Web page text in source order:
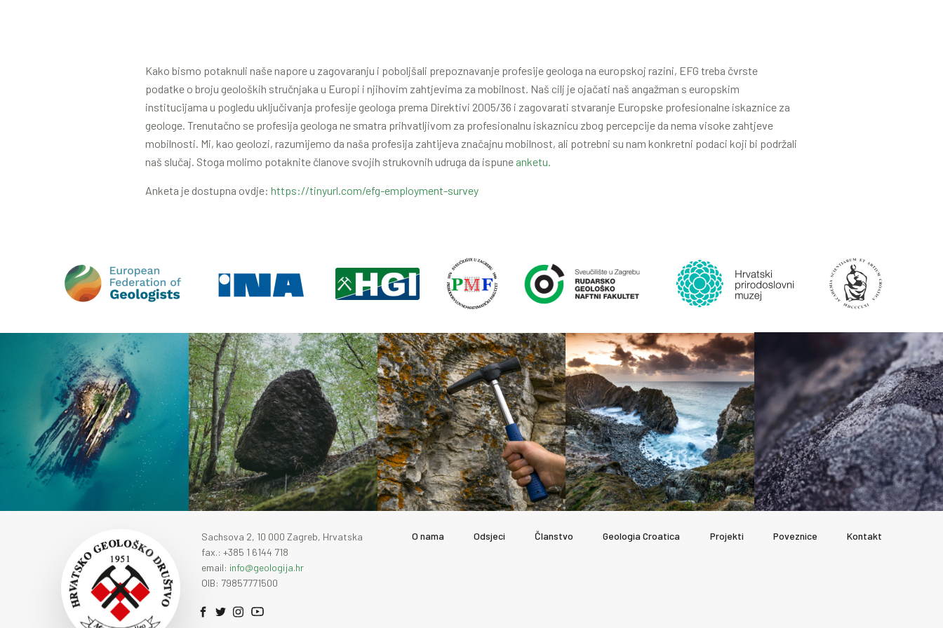
Kako bismo potaknuli naše napore u zagovaranju i poboljšali prepoznavanje profesije geologa na europskoj razini, EFG treba čvrste
podatke o broju geoloških stručnjaka u Europi i njihovim zahtjevima za mobilnost. Naš cilj je ojačati naš angažman s europskim
institucijama u pogledu uključivanja profesije geologa prema Direktivi 2005/36 i zagovarati stvaranje Europske profesionalne iskaznice za
geologe. Trenutačno se profesija geologa ne smatra prihvatljivom za profesionalnu iskaznicu zbog percepcije da nema visoke zahtjeve
mobilnosti. Mi, kao geolozi, razumijemo da naša profesija zahtijeva značajnu mobilnost, ali potrebni su nam konkretni podaci koji bi podržali
naš slučaj. Stoga molimo potaknite članove svojih strukovnih udruga da ispune anketu.
Anketa je dostupna ovdje: https://tinyurl.com/efg-employment-survey
Sachsova 2, 10 000 Zagreb, Hrvatska
fax.: +385 1 6144 718
email: info@geologija.hr
OIB: 79857771500
O nama Odsjeci Članstvo Geologia Croatica Projekti Poveznice Kontakt